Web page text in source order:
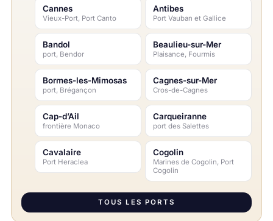
Cannes
Vieux-Port, Port Canto
Antibes
Port Vauban et Gallice
Bandol
port, Bendor
Beaulieu-sur-Mer
Plaisance, Fourmis
Bormes-les-Mimosas
port, Brégançon
Cagnes-sur-Mer
Cros-de-Cagnes
Cap-d’Ail
frontière Monaco
Carqueiranne
port des Salettes
Cavalaire
Port Heraclea
Cogolin
Marines de Cogolin, Port
Cogolin
TOUS LES PORTS